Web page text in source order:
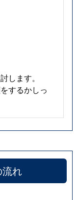
します。
するかしっ
れ